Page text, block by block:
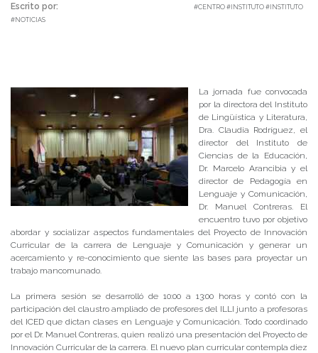
Escrito por:
#CENTRO #INSTITUTO #INSTITUTO
#NOTICIAS
La jornada fue convocada
por la directora del Instituto
de Lingüística y Literatura,
Dra. Claudia Rodríguez, el
director del Instituto de
Ciencias de la Educación,
Dr. Marcelo Arancibia y el
director de Pedagogía en
Lenguaje y Comunicación,
Dr. Manuel Contreras. El
encuentro tuvo por objetivo
abordar y socializar aspectos fundamentales del Proyecto de Innovación
Curricular de la carrera de Lenguaje y Comunicación y generar un
acercamiento y re-conocimiento que siente las bases para proyectar un
trabajo mancomunado.
La primera sesión se desarrolló de 10:00 a 13:00 horas y contó con la
participación del claustro ampliado de profesores del ILLI junto a profesoras
del ICED que dictan clases en Lenguaje y Comunicación. Todo coordinado
por el Dr. Manuel Contreras, quien realizó una presentación del Proyecto de
Innovación Curricular de la carrera. El nuevo plan curricular contempla diez